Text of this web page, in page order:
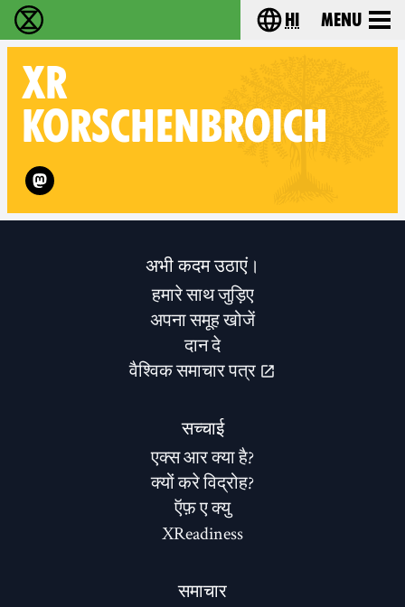
विलुप्ति विद्रोह - Home Choose your
hi Menu
XR
KORSCHENBROICH
Follow XR Korschenbroich on
अभी कदम उठाएं।
हमारे साथ जुड़िए
अपना समूह खोजें
दान दे
वैश्विक समाचार पत्र
सच्चाई
एक्स आर क्या है?
क्यों करे विद्रोह?
ऍफ़ ए क्यु
XReadiness
समाचार